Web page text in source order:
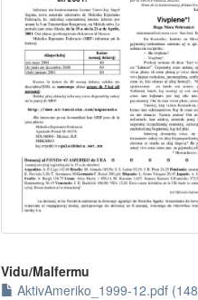
Vidu/Malfermu
AktivAmeriko_1999-12.pdf